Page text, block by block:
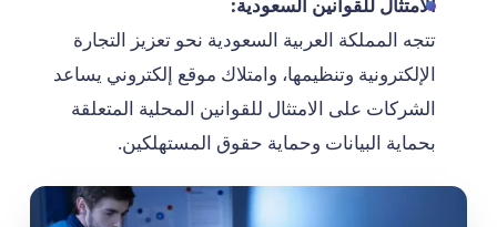
الامتثال للقوانين السعودية:
تتجه المملكة العربية السعودية نحو تعزيز التجارة
الإلكترونية وتنظيمها، وامتلاك موقع إلكتروني يساعد
الشركات على الامتثال للقوانين المحلية المتعلقة
بحماية البيانات وحماية حقوق المستهلكين.